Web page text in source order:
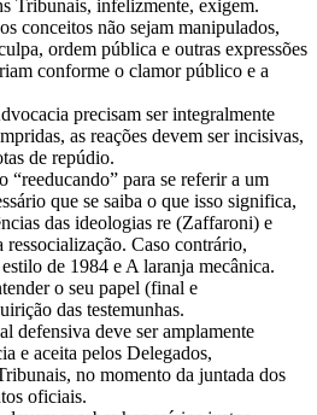
Tribunais, infelizmente, exigem.
conceitos não sejam manipulados,
ordem pública e outras expressões
conforme o clamor público e a
precisam ser integralmente
as reações devem ser incisivas,
de repúdio.
“reeducando” para se referir a um
que se saiba o que isso significa,
das ideologias re (Zaffaroni) e
ressocialização. Caso contrário,
de 1984 e A laranja mecânica.
o seu papel (final e
das testemunhas.
defensiva deve ser amplamente
e aceita pelos Delegados,
no momento da juntada dos
oficiais.